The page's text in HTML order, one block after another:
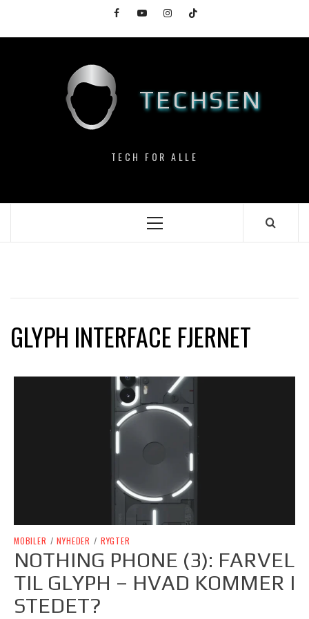
content
FacebookYouTubeInstagramTikTok
TECHSEN
TECH FOR ALLE
Primary
GLYPH INTERFACE FJERNET
MOBILER / NYHEDER / RYGTER
NOTHING PHONE (3): FARVEL
TIL GLYPH – HVAD KOMMER I
STEDET?